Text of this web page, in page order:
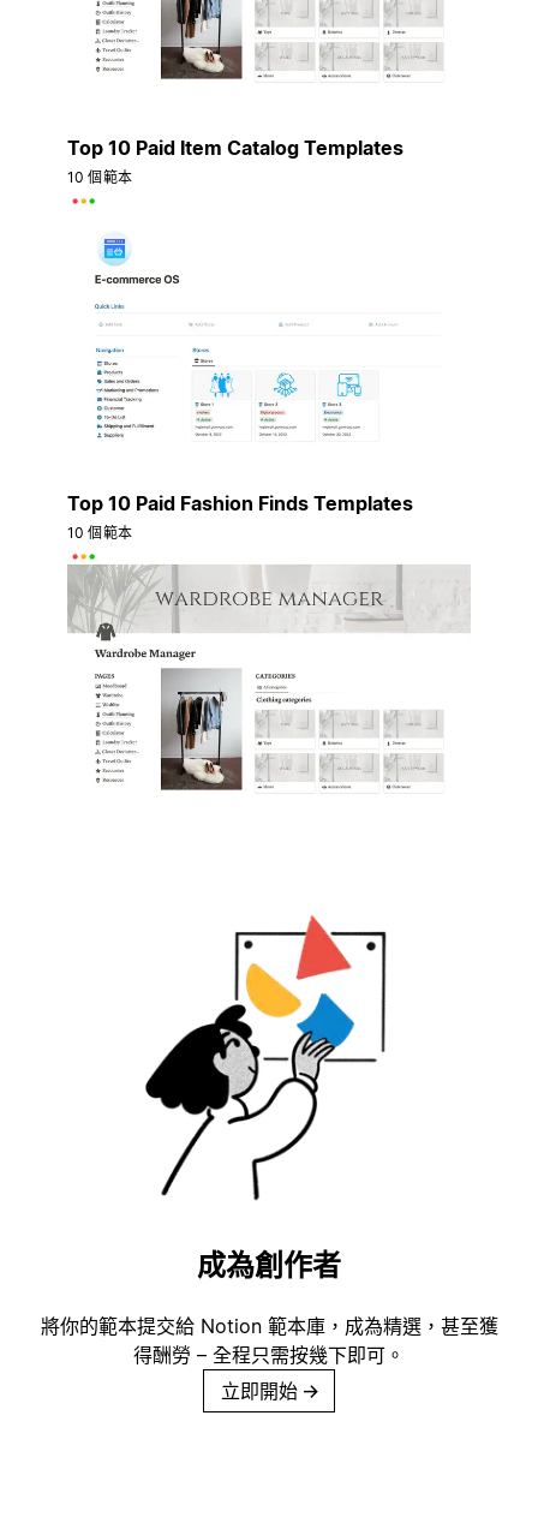
Top 10 Paid Item Catalog Templates
10 個範本
Top 10 Paid Fashion Finds Templates
10 個範本
成為創作者
將你的範本提交給 Notion 範本庫，成為精選，甚至獲
得酬勞 – 全程只需按幾下即可。
立即開始 →